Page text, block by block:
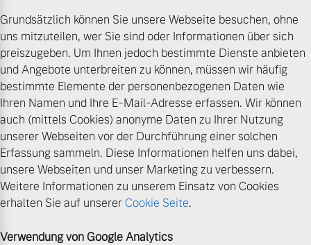
Grundsätzlich können Sie unsere Webseite besuchen, ohne
uns mitzuteilen, wer Sie sind oder Informationen über sich
preiszugeben. Um Ihnen jedoch bestimmte Dienste anbieten
und Angebote unterbreiten zu können, müssen wir häufig
bestimmte Elemente der personenbezogenen Daten wie
Ihren Namen und Ihre E-Mail-Adresse erfassen. Wir können
auch (mittels Cookies) anonyme Daten zu Ihrer Nutzung
unserer Webseiten vor der Durchführung einer solchen
Erfassung sammeln. Diese Informationen helfen uns dabei,
unsere Webseiten und unser Marketing zu verbessern.
Weitere Informationen zu unserem Einsatz von Cookies
erhalten Sie auf unsererCookie Seite.
Verwendung von Google Analytics